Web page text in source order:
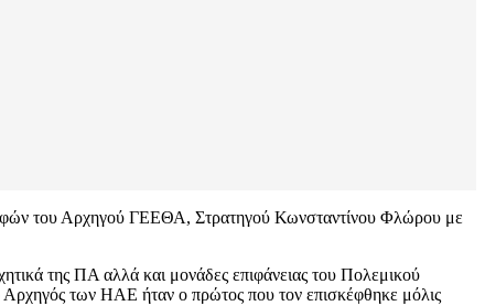
του Αρχηγού ΓΕΕΘΑ, Στρατηγού Κωνσταντίνου Φλώρου με
της ΠΑ αλλά και μονάδες επιφάνειας του Πολεμικού
των ΗΑΕ ήταν ο πρώτος που τον επισκέφθηκε μόλις